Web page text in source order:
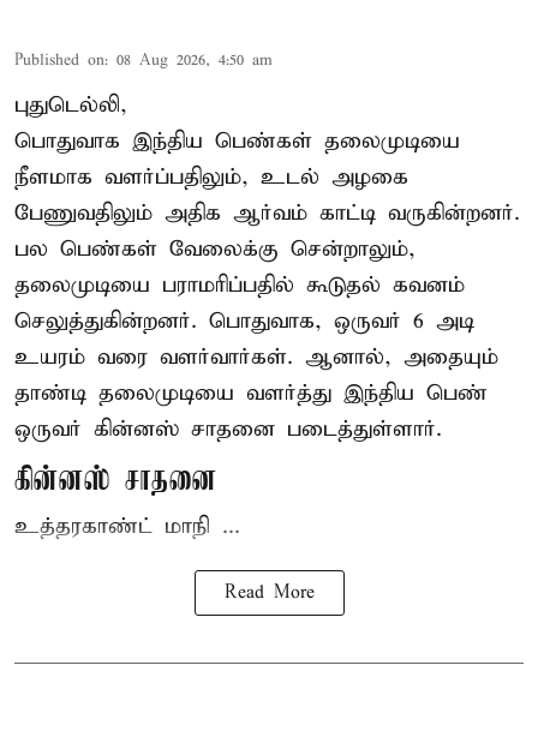
Published on: 08 Aug 2026, 4:50 am
புதுடெல்லி,
பொதுவாக இந்திய பெண்கள் தலைமுடியை
நீளமாக வளர்ப்பதிலும், உடல் அழகை
பேணுவதிலும் அதிக ஆர்வம் காட்டி வருகின்றனர்.
பல பெண்கள் வேலைக்கு சென்றாலும்,
தலைமுடியை பராமரிப்பதில் கூடுதல் கவனம்
செலுத்துகின்றனர். பொதுவாக, ஒருவர் 6 அடி
உயரம் வரை வளர்வார்கள். ஆனால், அதையும்
தாண்டி தலைமுடியை வளர்த்து இந்திய பெண்
ஒருவர் கின்னஸ் சாதனை படைத்துள்ளார்.
கின்னஸ் சாதனை
உத்தரகாண்ட் மாநி ...
Read More